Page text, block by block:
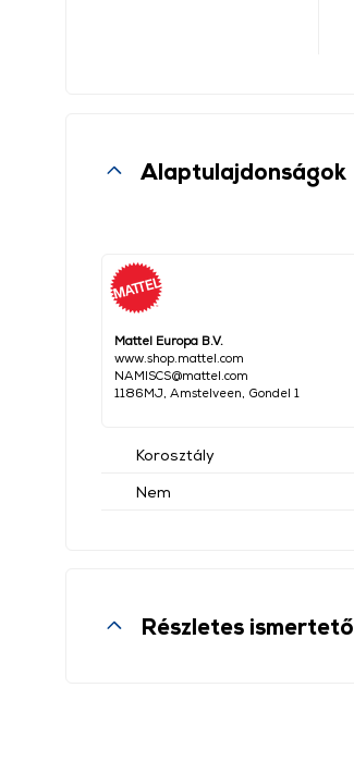
Alaptulajdonságok
Mattel Europa B.V.
www.shop.mattel.com
NAMISCS@mattel.com
1186MJ, Amstelveen, Gondel 1
Korosztály
Nem
Részletes ismertető